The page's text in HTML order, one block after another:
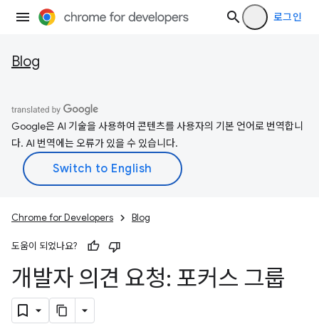
로그인
Blog
Google은 AI 기술을 사용하여 콘텐츠를 사용자의 기본 언어로 번역합니
다. AI 번역에는 오류가 있을 수 있습니다.
Chrome for Developers Blog
도움이 되었나요?
개발자 의견 요청: 포커스 그룹